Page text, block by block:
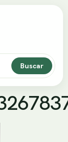
Buscar